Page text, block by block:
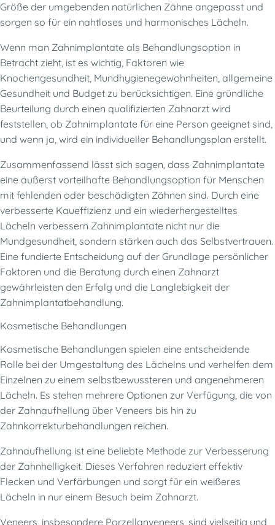
Größe der umgebenden natürlichen Zähne angepasst und
sorgen so für ein nahtloses und harmonisches Lächeln.
Wenn man Zahnimplantate als Behandlungsoption in
Betracht zieht, ist es wichtig, Faktoren wie
Knochengesundheit, Mundhygienegewohnheiten, allgemeine
Gesundheit und Budget zu berücksichtigen. Eine gründliche
Beurteilung durch einen qualifizierten Zahnarzt wird
feststellen, ob Zahnimplantate für eine Person geeignet sind,
und wenn ja, wird ein individueller Behandlungsplan erstellt.
Zusammenfassend lässt sich sagen, dass Zahnimplantate
eine äußerst vorteilhafte Behandlungsoption für Menschen
mit fehlenden oder beschädigten Zähnen sind. Durch eine
verbesserte Kaueffizienz und ein wiederhergestelltes
Lächeln verbessern Zahnimplantate nicht nur die
Mundgesundheit, sondern stärken auch das Selbstvertrauen.
Eine fundierte Entscheidung auf der Grundlage persönlicher
Faktoren und die Beratung durch einen Zahnarzt
gewährleisten den Erfolg und die Langlebigkeit der
Zahnimplantatbehandlung.
Kosmetische Behandlungen
Kosmetische Behandlungen spielen eine entscheidende
Rolle bei der Umgestaltung des Lächelns und verhelfen dem
Einzelnen zu einem selbstbewussteren und angenehmeren
Lächeln. Es stehen mehrere Optionen zur Verfügung, die von
der Zahnaufhellung über Veneers bis hin zu
Zahnkorrekturbehandlungen reichen.
Zahnaufhellung ist eine beliebte Methode zur Verbesserung
der Zahnhelligkeit. Dieses Verfahren reduziert effektiv
Flecken und Verfärbungen und sorgt für ein weißeres
Lächeln in nur einem Besuch beim Zahnarzt.
Veneers, insbesondere Porzellanveneers, sind vielseitig und